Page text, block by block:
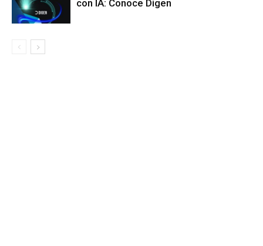
con IA: Conoce Digen